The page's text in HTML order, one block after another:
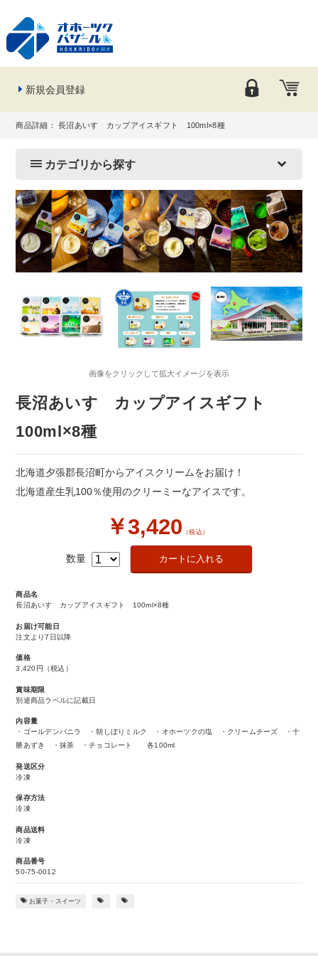
新規会員登録
商品詳細： 長沼あいす カップアイスギフト 100ml×8種
カテゴリから探す
画像をクリックして拡大イメージを表示
長沼あいす カップアイスギフト
100ml×8種
北海道夕張郡長沼町からアイスクリームをお届け！
北海道産生乳100％使用のクリーミーなアイスです。
￥3,420 （税込）
数量
商品名
長沼あいす カップアイスギフト 100ml×8種
お届け可能日
注文より7日以降
価格
3,420円
（税込）
賞味期限
別途商品ラベルに記載日
内容量
・ゴールデンバニラ ・朝しぼりミルク ・オホーツクの塩 ・クリームチーズ ・十
勝あずき ・抹茶 ・チョコレート 各100ml
発送区分
冷凍
保存方法
冷凍
商品送料
冷凍
商品番号
50-75-0012
お菓子・スイーツ